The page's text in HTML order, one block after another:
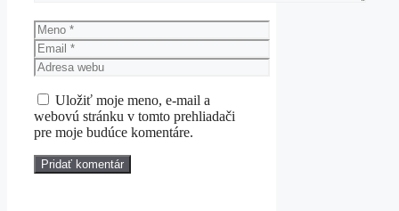
Meno
Email
Adresa
webu
Uložiť moje meno, e-mail a
webovú stránku v tomto prehliadači
pre moje budúce komentáre.